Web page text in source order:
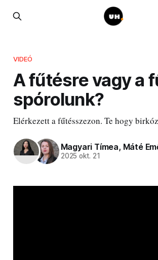
VIDEÓ
A fűtésre vagy a
spórolunk?
Elérkezett a fűtésszezon. Te hogy
Magyari Tímea, Máté
2025 okt. 21